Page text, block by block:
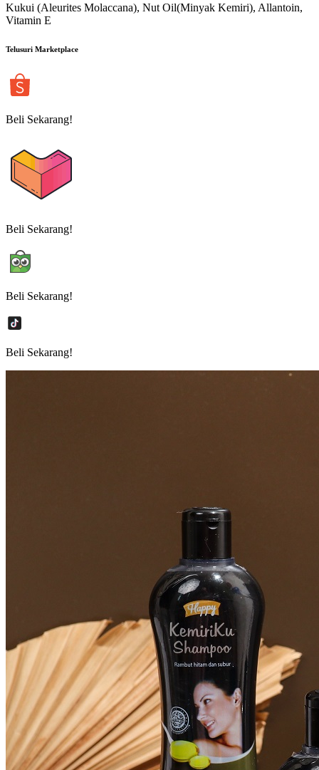
Kukui (Aleurites Molaccana), Nut Oil(Minyak Kemiri), Allantoin,
Vitamin E
Telusuri Marketplace
Beli Sekarang!
Beli Sekarang!
Beli Sekarang!
Beli Sekarang!